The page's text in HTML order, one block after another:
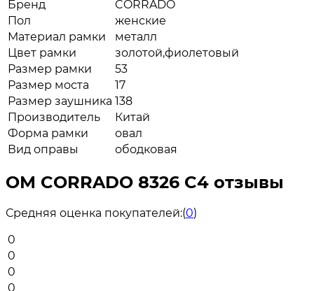
Бренд
CORRADO
Пол
женские
Материал рамки
металл
Цвет рамки
золотой,фиолетовый
Размер рамки
53
Размер моста
17
Размер заушника 138
Производитель
Китай
Форма рамки
овал
Вид оправы
ободковая
ОМ CORRADO 8326 C4 отзывы
Средняя оценка покупателей:(0)
0
0
0
0